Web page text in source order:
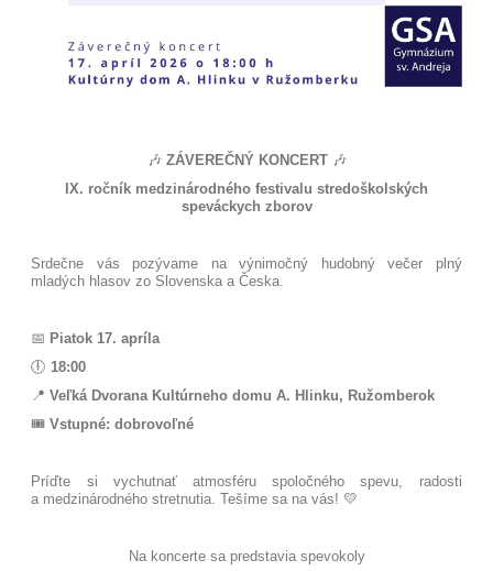
🎶 ZÁVEREČNÝ KONCERT 🎶
IX. ročník medzinárodného festivalu stredoškolských
speváckych zborov
Srdečne vás pozývame na výnimočný hudobný večer plný
mladých hlasov zo Slovenska a Česka.
📅 Piatok 17. apríla
🕕 18:00
📍 Veľká Dvorana Kultúrneho domu A. Hlinku, Ružomberok
🎟️ Vstupné: dobrovoľné
Príďte si vychutnať atmosféru spoločného spevu, radosti
a medzinárodného stretnutia. Tešíme sa na vás! 💛
Na koncerte sa predstavia spevokoly